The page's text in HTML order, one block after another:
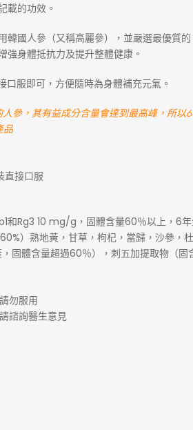
載的功效。
韓國人參（又稱高麗參），並嚴選最優
強身體抵抗力及提升整體健康。
口服即可，方便隨時為身體補充元氣。
參，其有益成分含量會達到最高峰，所
品
直接口服
和Rg3 10 mg/g，固體含量60％以上，
）熟地黃，甘草，枸杞，當歸，沙參
固體含量超過60％），刺五加提取物（固
勿服用
諮詢醫生意見